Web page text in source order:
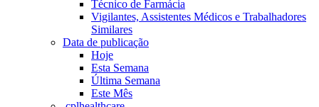
Técnico de Farmácia
Vigilantes, Assistentes Médicos e Trabalhadores
Similares
Data de publicação
Hoje
Esta Semana
Última Semana
Este Mês